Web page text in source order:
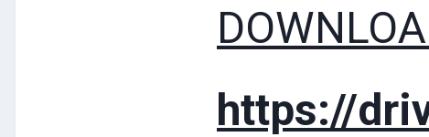
https://